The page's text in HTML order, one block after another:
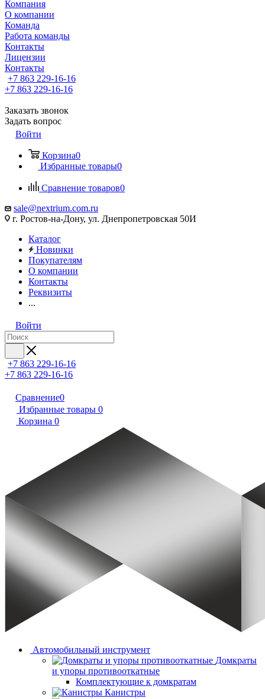
Компания
О компании
Команда
Работа команды
Контакты
Лицензии
Контакты
+7 863 229-16-16
+7 863 229-16-16
Заказать звонок
Задать вопрос
Войти
Корзина0
Избранные товары0
Сравнение товаров0
sale@nextrium.com.ru
г. Ростов-на-Дону, ул. Днепропетровская 50И
Каталог
Новинки
Покупателям
О компании
Контакты
Реквизиты
...
Войти
+7 863 229-16-16
+7 863 229-16-16
Сравнение0
Избранные товары 0
Корзина 0
Автомобильный инструмент
Домкраты
и упоры противооткатные
Комплектующие к домкратам
Канистры